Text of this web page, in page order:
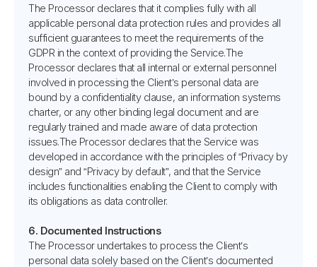
The Processor declares that it complies fully with all
applicable personal data protection rules and provides all
sufficient guarantees to meet the requirements of the
GDPR in the context of providing the Service.The
Processor declares that all internal or external personnel
involved in processing the Client’s personal data are
bound by a confidentiality clause, an information systems
charter, or any other binding legal document and are
regularly trained and made aware of data protection
issues.The Processor declares that the Service was
developed in accordance with the principles of “Privacy by
design” and “Privacy by default”, and that the Service
includes functionalities enabling the Client to comply with
its obligations as data controller.
6. Documented Instructions
The Processor undertakes to process the Client’s
personal data solely based on the Client’s documented